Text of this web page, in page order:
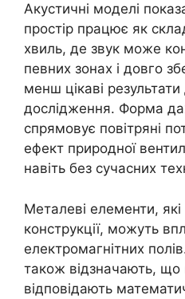
Акустичні моделі
простір працює як
хвиль, де звук може
певних зонах і довго
менш цікаві
дослідження. Форма
спрямовує повітряні
ефект природної
навіть без сучасних
Металеві елементи,
конструкції, можуть
електромагнітних
також відзначають, що
відповідають